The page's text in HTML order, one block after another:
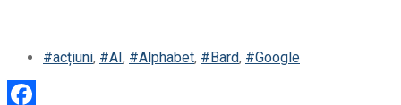
#acțiuni, #AI, #Alphabet, #Bard, #Google